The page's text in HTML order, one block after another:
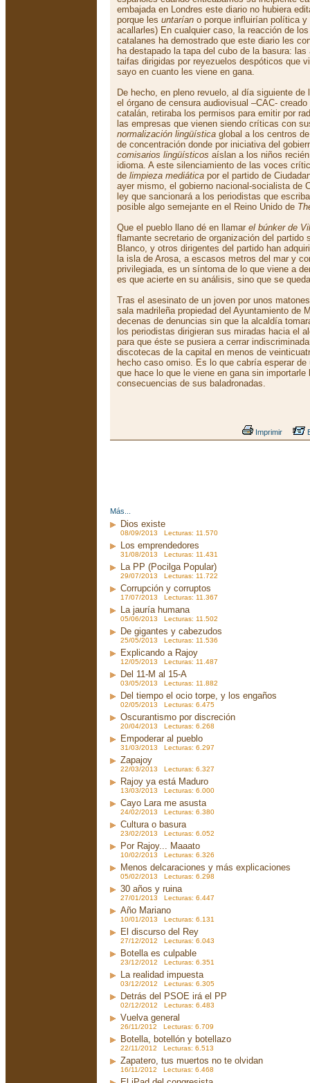
embajada en Londres este diario no hubiera
porque les untarían o porque influirían política
acallarles) En cualquier caso, la reacción de
catalanes ha demostrado que este diario les
ha destapado la tapa del cubo de la basura:
taifas dirigidas por reyezuelos despóticos que
sayo en cuanto les viene en gana.
De hecho, en pleno revuelo, al día siguiente
el órgano de censura audiovisual –CAC-
catalán, retiraba los permisos para emitir por
las empresas que vienen siendo críticas con
normalización lingüística global a los centros
de concentración donde por iniciativa del
comisarios lingüísticos aíslan a los niños
idioma. A este silenciamiento de las voces
de limpieza mediática por el partido de
ayer mismo, el gobierno nacional-socialista de
ley que sancionará a los periodistas que
posible algo semejante en el Reino Unido de
Que el pueblo llano dé en llamar el búnker de
flamante secretario de organización del partido
Blanco, y otros dirigentes del partido han
la isla de Arosa, a escasos metros del mar y
privilegiada, es un síntoma de lo que viene a
es que acierte en su análisis, sino que se
Tras el asesinato de un joven por unos
sala madrileña propiedad del Ayuntamiento de
decenas de denuncias sin que la alcaldía
los periodistas dirigieran sus miradas hacia el
para que éste se pusiera a cerrar
discotecas de la capital en menos de
hecho caso omiso. Es lo que cabría esperar
que hace lo que le viene en gana sin
consecuencias de sus baladronadas.
Imprimir
Más...
Dios existe
08/09/2013 Lecturas: 11.570
Los emprendedores
31/08/2013 Lecturas: 11.431
La PP (Pocilga Popular)
29/07/2013 Lecturas: 11.722
Corrupción y corruptos
17/07/2013 Lecturas: 11.367
La jauría humana
05/06/2013 Lecturas: 11.502
De gigantes y cabezudos
25/05/2013 Lecturas: 11.536
Explicando a Rajoy
12/05/2013 Lecturas: 11.487
Del 11-M al 15-A
03/05/2013 Lecturas: 11.882
Del tiempo el ocio torpe, y los engaños
02/05/2013 Lecturas: 6.475
Oscurantismo por discreción
20/04/2013 Lecturas: 6.268
Empoderar al pueblo
31/03/2013 Lecturas: 6.297
Zapajoy
22/03/2013 Lecturas: 6.327
Rajoy ya está Maduro
13/03/2013 Lecturas: 6.000
Cayo Lara me asusta
24/02/2013 Lecturas: 6.380
Cultura o basura
23/02/2013 Lecturas: 6.052
Por Rajoy... Maaato
10/02/2013 Lecturas: 6.326
Menos delcaraciones y más explicaciones
05/02/2013 Lecturas: 6.298
30 años y ruina
27/01/2013 Lecturas: 6.447
Año Mariano
10/01/2013 Lecturas: 6.131
El discurso del Rey
27/12/2012 Lecturas: 6.043
Botella es culpable
23/12/2012 Lecturas: 6.351
La realidad impuesta
03/12/2012 Lecturas: 6.305
Detrás del PSOE irá el PP
02/12/2012 Lecturas: 6.483
Vuelva general
26/11/2012 Lecturas: 6.709
Botella, botellón y botellazo
22/11/2012 Lecturas: 6.513
Zapatero, tus muertos no te olvidan
16/11/2012 Lecturas: 6.468